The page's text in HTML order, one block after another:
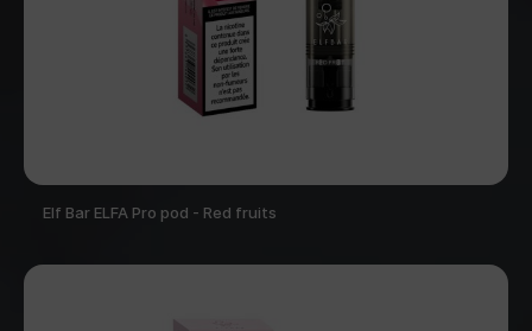
Elf Bar ELFA Pro pod - Red fruits